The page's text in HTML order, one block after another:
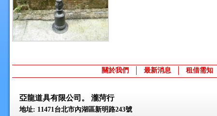
關於我們 最新消息 租借需知
亞龍道具有限公司。 瀧菏行
地址: 11471台北市內湖區新明路243號